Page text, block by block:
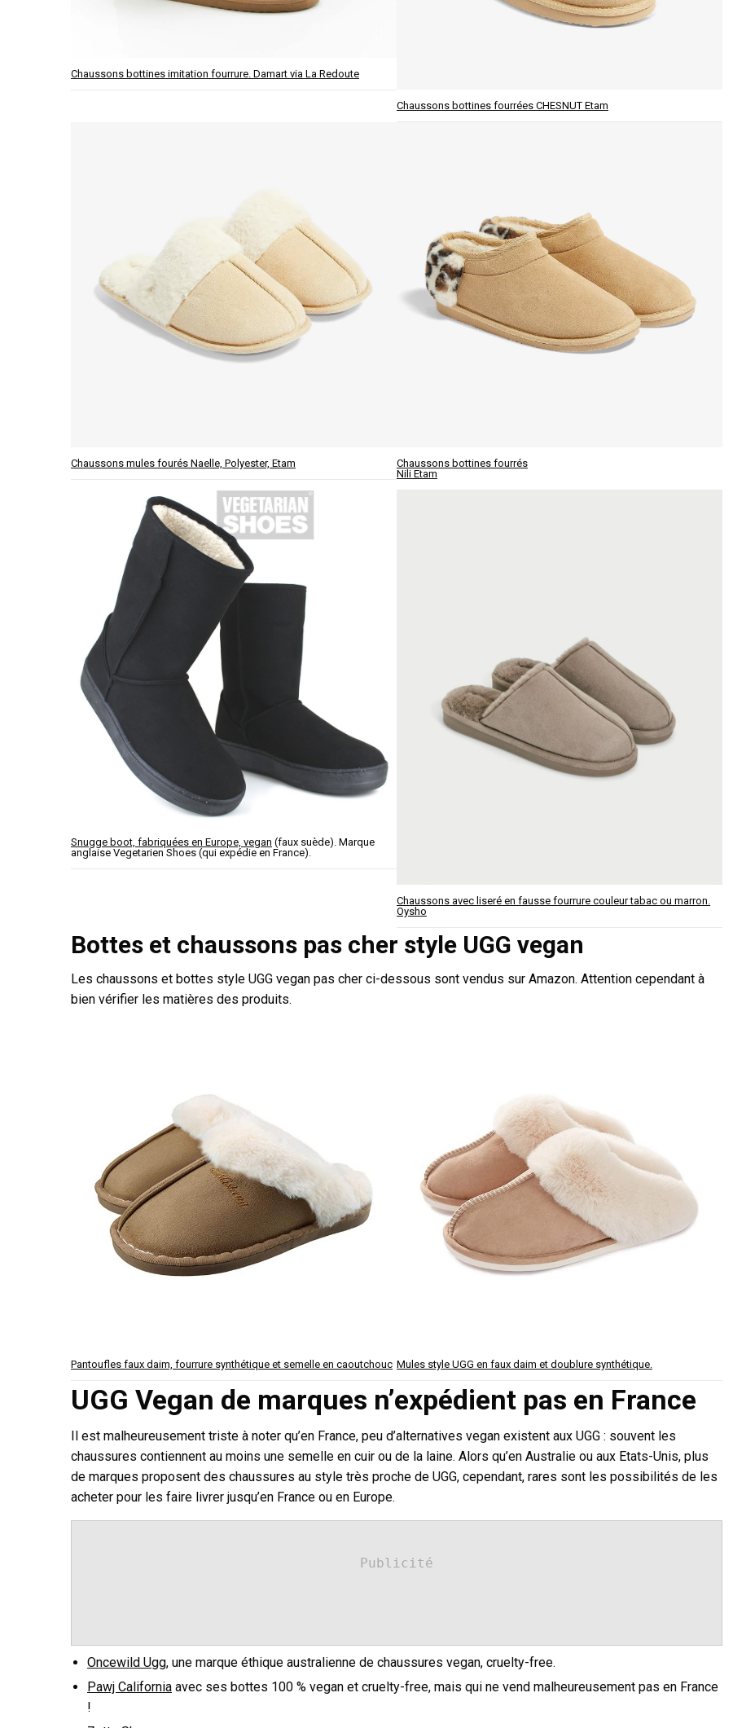
Chaussons bottines imitation fourrure. Damart via La Redoute
Chaussons bottines fourrées CHESNUT Etam
Chaussons mules fourés Naelle, Polyester, Etam
Chaussons bottines fourrés
Nili Etam
Snugge boot, fabriquées en Europe, vegan (faux suède). Marque
anglaise Vegetarien Shoes (qui expédie en France).
Chaussons avec liseré en fausse fourrure couleur tabac ou marron.
Oysho
Bottes et chaussons pas cher style UGG vegan
Les chaussons et bottes style UGG vegan pas cher ci-dessous sont vendus sur Amazon. Attention cependant à
bien vérifier les matières des produits.
Pantoufles faux daim, fourrure synthétique et semelle en caoutchouc Mules style UGG en faux daim et doublure synthétique.
UGG Vegan de marques n’expédient pas en France
Il est malheureusement triste à noter qu’en France, peu d’alternatives vegan existent aux UGG : souvent les
chaussures contiennent au moins une semelle en cuir ou de la laine. Alors qu’en Australie ou aux Etats-Unis, plus
de marques proposent des chaussures au style très proche de UGG, cependant, rares sont les possibilités de les
acheter pour les faire livrer jusqu’en France ou en Europe.
Publicité
Oncewild Ugg, une marque éthique australienne de chaussures vegan, cruelty-free.
Pawj California avec ses bottes 100 % vegan et cruelty-free, mais qui ne vend malheureusement pas en France
!